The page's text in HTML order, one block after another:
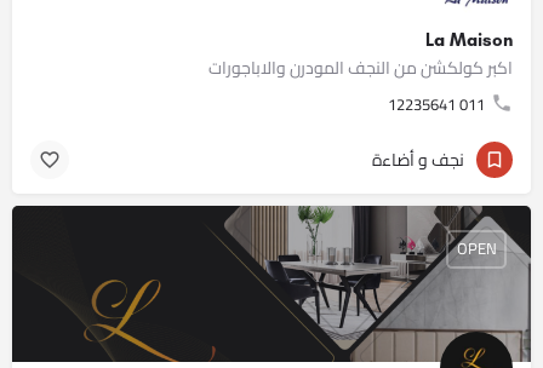
La Maison
اكبر كولكشن من النجف المودرن والاباجورات
011 12235641
نجف و أضاءة
OPEN